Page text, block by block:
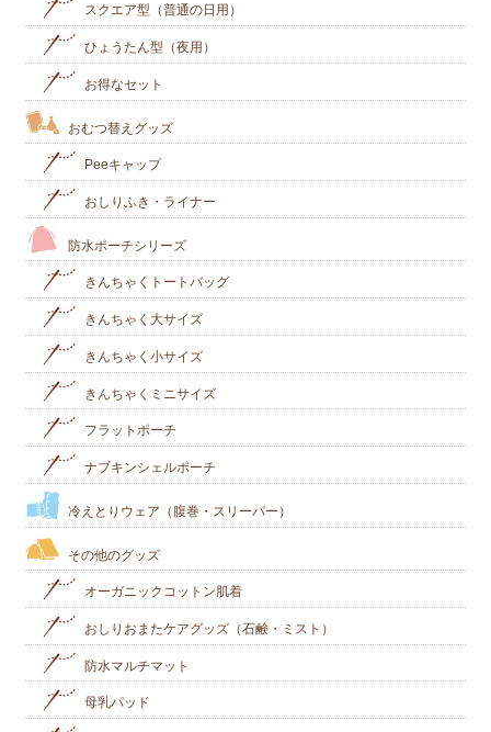
スクエア型（普通の日用）
ひょうたん型（夜用）
お得なセット
おむつ替えグッズ
Peeキャップ
おしりふき・ライナー
防水ポーチシリーズ
きんちゃくトートバッグ
きんちゃく大サイズ
きんちゃく小サイズ
きんちゃくミニサイズ
フラットポーチ
ナプキンシェルポーチ
冷えとりウェア（腹巻・スリーパー）
その他のグッズ
オーガニックコットン肌着
おしりおまたケアグッズ（石鹸・ミスト）
防水マルチマット
母乳パッド